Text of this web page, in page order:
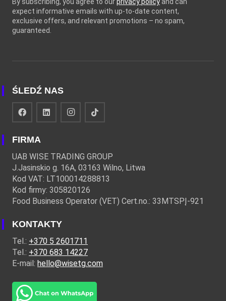
expect informative emails with up-to-date content,
exclusive offers, and relevant promotions – no spam,
guaranteed.
ŚLEDŹ NAS
FIRMA
UAB WISE TRADING GROUP
J.Jasinskio g. 16A, 03163 Wilno, Litwa
Kod VAT: LT100014288813
Kod firmy: 305820126
Food Business Operator (VET) Cert.no.: 33MTSPĮ-921
KONTAKTY
Tel.: +370 5 2601711
Tel.: +370 683 14227
E-mail: hello@wisetg.com